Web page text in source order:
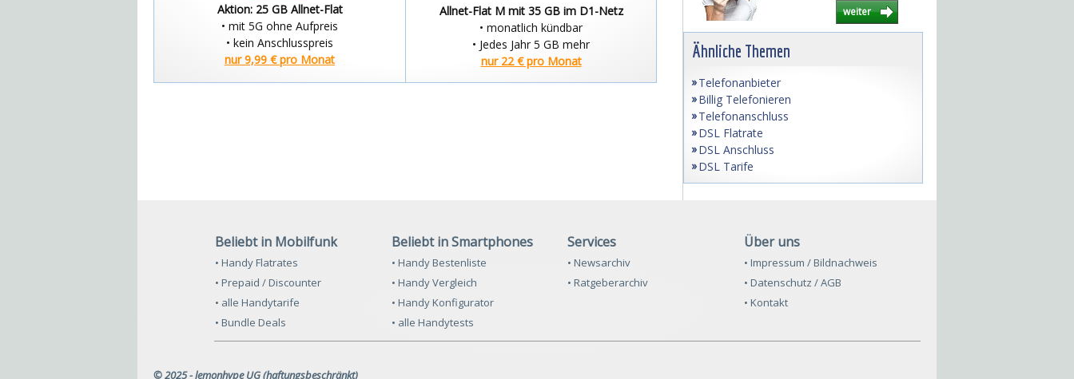
Aktion: 25 GB Allnet-Flat
• mit 5G ohne Aufpreis
• kein Anschlusspreis
nur 9,99 € pro Monat
Allnet-Flat M mit 35 GB im D1-Netz
• monatlich kündbar
• Jedes Jahr 5 GB mehr
nur 22 € pro Monat
weiter
Ähnliche Themen
Telefonanbieter
Billig Telefonieren
Telefonanschluss
DSL Flatrate
DSL Anschluss
DSL Tarife
Beliebt in Mobilfunk
• Handy Flatrates
• Prepaid / Discounter
• alle Handytarife
• Bundle Deals
Beliebt in Smartphones
• Handy Bestenliste
• Handy Vergleich
• Handy Konfigurator
• alle Handytests
Services
• Newsarchiv
• Ratgeberarchiv
Über uns
• Impressum / Bildnachweis
• Datenschutz / AGB
• Kontakt
© 2025 - lemonhype UG (haftungsbeschränkt)